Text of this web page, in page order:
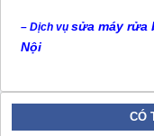
– Dịch vụ sửa máy rửa
Nội
CÓ